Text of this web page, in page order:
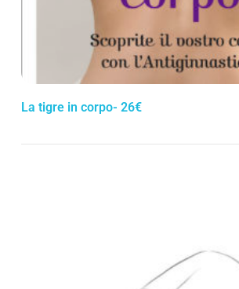
La tigre in corpo- 26€